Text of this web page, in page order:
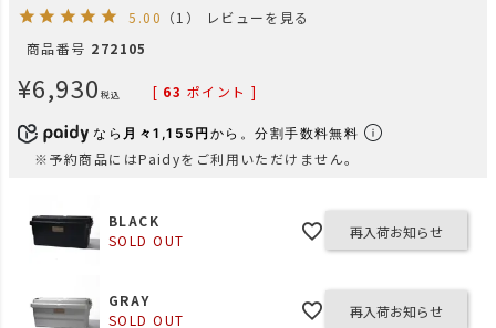
5.00 （1）
レビューを見る
商品番号 272105
¥6,930 税込 [ 63 ポイント ]
なら 月々1,155円から。分割手数料無料
※予約商品にはPaidyをご利用いただけません。
BLACK
SOLD OUT
再入荷お知らせ
GRAY
SOLD OUT
再入荷お知らせ